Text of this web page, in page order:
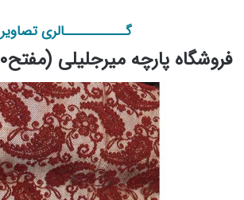
گـــــــــــالری تصاویر
فروشگاه پارچه میرجلیلی (مفتح۲۰)